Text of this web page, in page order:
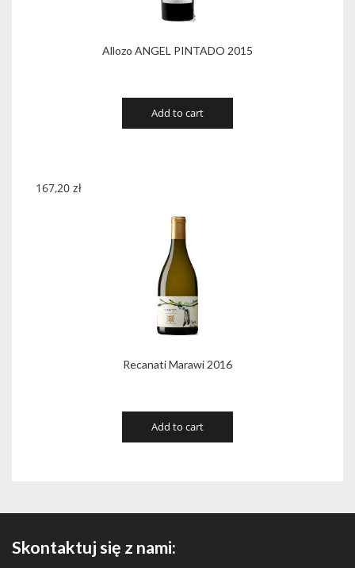
Allozo ANGEL PINTADO 2015
Add to cart
Recanati Marawi 2016
167,20 zł
Add to cart
Skontaktuj się z nami: